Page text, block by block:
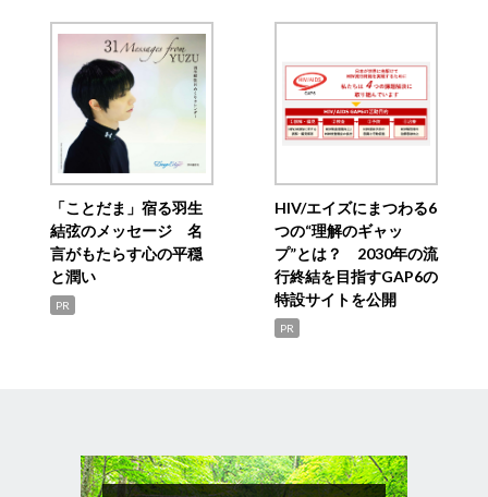
「ことだま」宿る羽生
結弦のメッセージ 名
言がもたらす心の平穏
と潤い
PR
HIV/エイズにまつわる6
つの“理解のギャッ
プ”とは？ 2030年の流
行終結を目指すGAP6の
特設サイトを公開
PR